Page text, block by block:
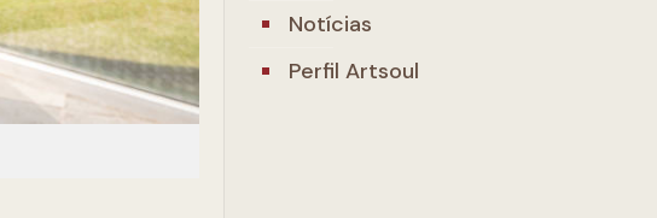
Notícias
Perfil Artsoul